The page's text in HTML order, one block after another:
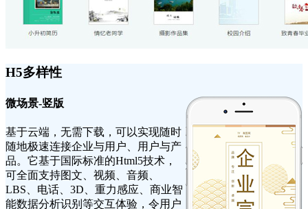
H5多样性
微场景-竖版
基于云端，无需下载，可以实现随时
随地极速连接企业与用户、用户与产
品。它基于国际标准的Html5技术，
可全面支持图文、视频、音频、
LBS、电话、3D、重力感应、商业智
能数据分析识别等交互体验，令用户